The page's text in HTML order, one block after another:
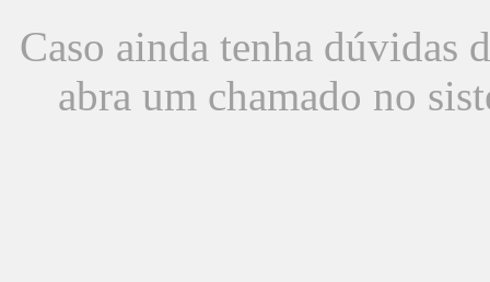
Caso ainda tenha dúvidas
abra um chamado no